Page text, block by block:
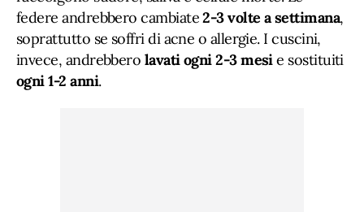
federe andrebbero cambiate2-3 volte a settimana,
soprattutto se soffri di acne o allergie. I cuscini,
invece, andrebbero lavati ogni 2-3 mesie sostituiti
ogni 1-2 anni.